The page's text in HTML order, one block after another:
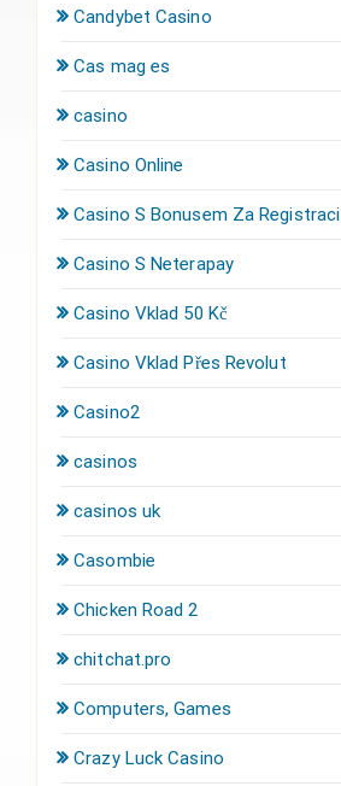
Candybet Casino
Cas mag es
casino
Casino Online
Casino S Bonusem Za Registraci
Casino S Neterapay
Casino Vklad 50 Kč
Casino Vklad Přes Revolut
Casino2
casinos
casinos uk
Casombie
Chicken Road 2
chitchat.pro
Computers, Games
Crazy Luck Casino